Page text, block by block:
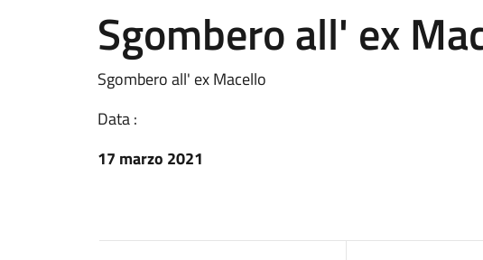
Sgombero all' ex
Sgombero all' ex Macello
Data :
17 marzo 2021